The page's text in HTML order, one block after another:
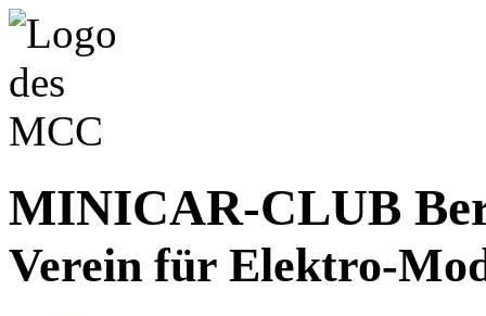
MINICAR-CLUB
Verein für Elektro-